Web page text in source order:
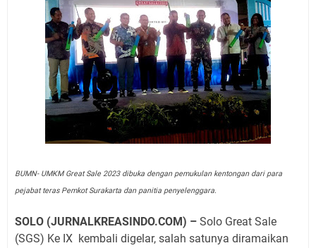
BUMN- UMKM Great Sale 2023 dibuka dengan pemukulan kentongan dari para
pejabat teras Pemkot Surakarta dan panitia penyelenggara.
SOLO (JURNALKREASINDO.COM) – Solo Great Sale
(SGS) Ke IX kembali digelar, salah satunya diramaikan